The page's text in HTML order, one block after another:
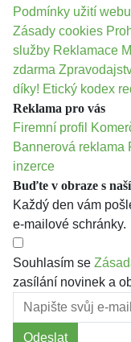
Podmínky užití webu
Zásady cookies
služby Reklamace
zdarma
díky! Etický kodex
Reklama pro vás
Firemní profil
Bannerová reklama
inzerce
Buďte v obraze s
Každý den vám
e-mailové schránky.
Souhlasím se
zasílání novinek a
Odeslat